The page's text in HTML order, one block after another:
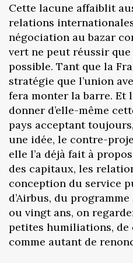
Cette lacune affaiblit
relations
négociation au bazar
vert ne peut réussir
possible. Tant que la
stratégie que l’union
fera monter la barre. Et
donner d’elle-même
pays acceptant
une idée, le contre-
elle l’a déjà fait à
des capitaux, les
conception du service
d’Airbus, du
ou vingt ans, on
petites humiliations, de
comme autant de